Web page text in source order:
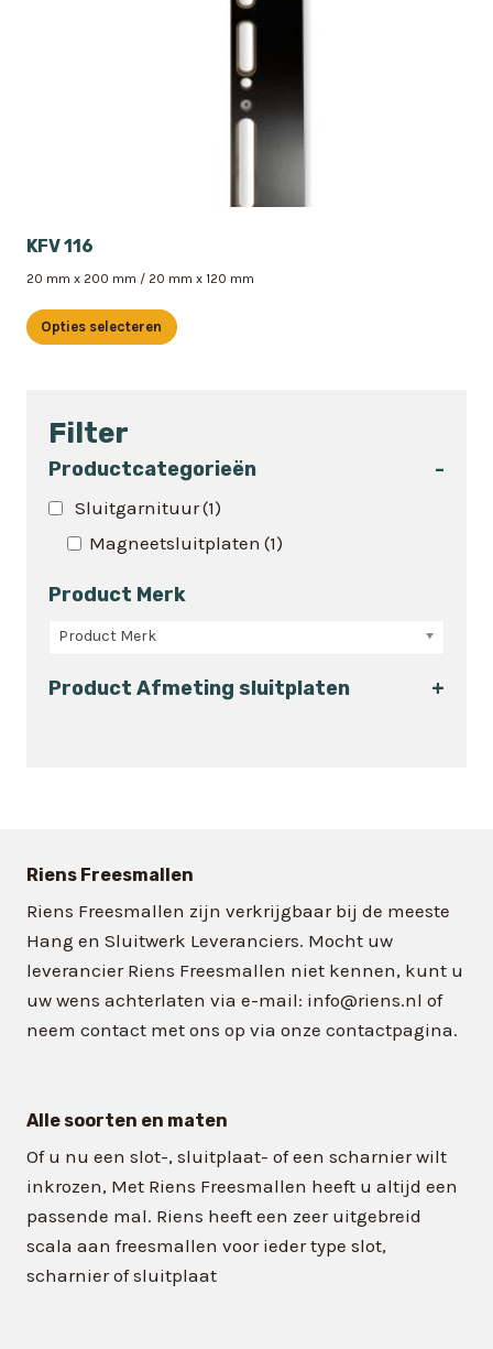
KFV 116
20 mm x 200 mm / 20 mm x 120 mm
Opties selecteren
meerdere
variaties.
optie
worden
productpagina
Filter
Productcategorieën -
Sluitgarnituur(1)
Magneetsluitplaten (1)
Product Merk
Product Merk
Product Afmeting sluitplaten +
Riens Freesmallen
Riens Freesmallen zijn verkrijgbaar bij de meeste
Hang en Sluitwerk Leveranciers. Mocht uw
leverancier Riens Freesmallen niet kennen, kunt u
uw wens achterlaten via e-mail: info@riens.nl of
neem contact met ons op via onze contactpagina.
Alle soorten en maten
Of u nu een slot-, sluitplaat- of een scharnier wilt
inkrozen, Met Riens Freesmallen heeft u altijd een
passende mal. Riens heeft een zeer uitgebreid
scala aan freesmallen voor ieder type slot,
scharnier of sluitplaat